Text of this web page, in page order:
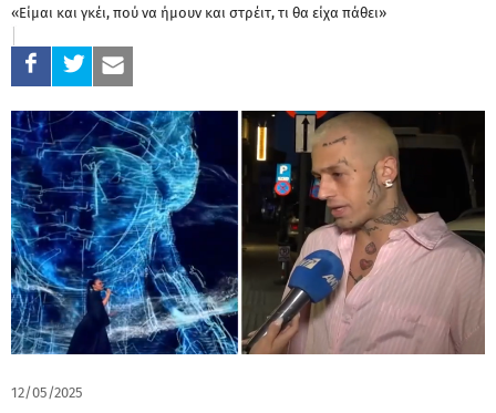
«Είμαι και γκέι, πού να ήμουν και στρέιτ, τι θα είχα πάθει»
12/05/2025